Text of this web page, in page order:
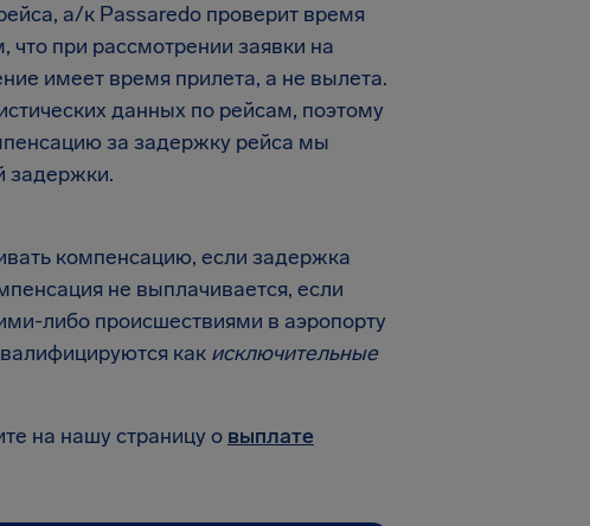
а/к Passaredo проверит время
что при рассмотрении заявки на
имеет время прилета, а не вылета.
данных по рейсам, поэтому
за задержку рейса мы
задержки.
компенсацию, если задержка
не выплачивается, если
либо происшествиями в аэропорту
как исключительные
на нашу страницу о выплате